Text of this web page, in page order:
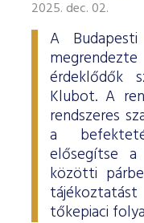
ESG Útmutató
2025. dec. 02.
A
érdeklődők
Klubot. A
rendszeres
a
elősegítse
közötti
tőkepiaci